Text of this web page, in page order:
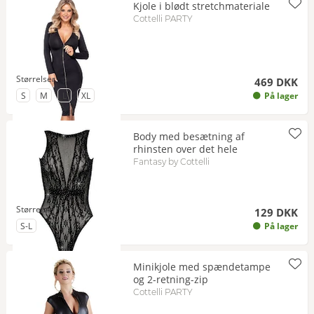
Kjole i blødt stretchmateriale
Cottelli PARTY
469 DKK
På lager
Størrelser
til Størrelse
S til Størrelse
M til Størrelse
L til Størrelse
XL
Body med besætning af
rhinsten over det hele
Fantasy by Cottelli
129 DKK
På lager
Størrelse
til Størrelse
S-L
Minikjole med spændetampe
og 2-retning-zip
Cottelli PARTY